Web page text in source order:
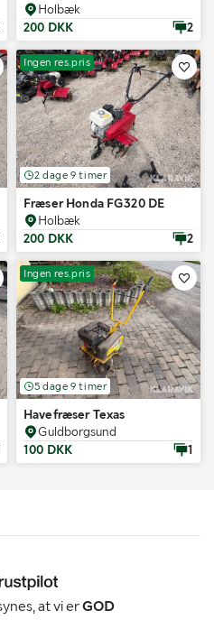
Holbæk
200 DKK
2
Ingen res.pris
2 dage 9 timer
Fræser Honda FG320 DE
Holbæk
200 DKK
2
Ingen res.pris
5 dage 9 timer
Havefræser Texas
Guldborgsund
100 DKK
1
at vi erGOD